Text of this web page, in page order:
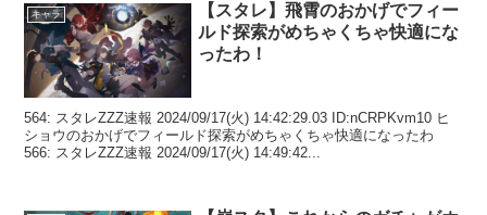
キャラ
【スタレ】飛霄のおかげでフィー
ルド探索がめちゃくちゃ快適にな
ったわ！
564: スタレZZZ速報 2024/09/17(火) 14:42:29.03 ID:nCRPKvm10 ヒ
ショウのおかげでフィールド探索がめちゃくちゃ快適になったわ
566: スタレZZZ速報 2024/09/17(火) 14:49:42...